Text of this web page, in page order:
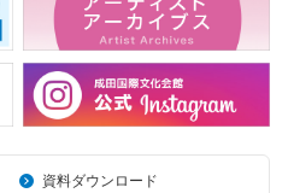
資料ダウンロード